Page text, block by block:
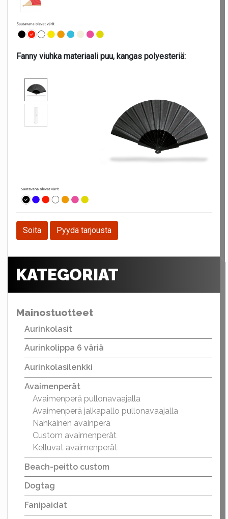
Fanny viuhka materiaali puu, kangas polyesteriä:
Soita Pyydä tarjousta
KATEGORIAT
Mainostuotteet
Aurinkolasit
Aurinkolippa 6 väriä
Aurinkolasilenkki
Avaimenperät
Avaimenperä pullonavaajalla
Avaimenperä jalkapallo pullonavaajalla
Nahkainen avainperä
Custom avaimenperät
Kelluvat avaimenperät
Beach-peitto custom
Dogtag
Fanipaidat